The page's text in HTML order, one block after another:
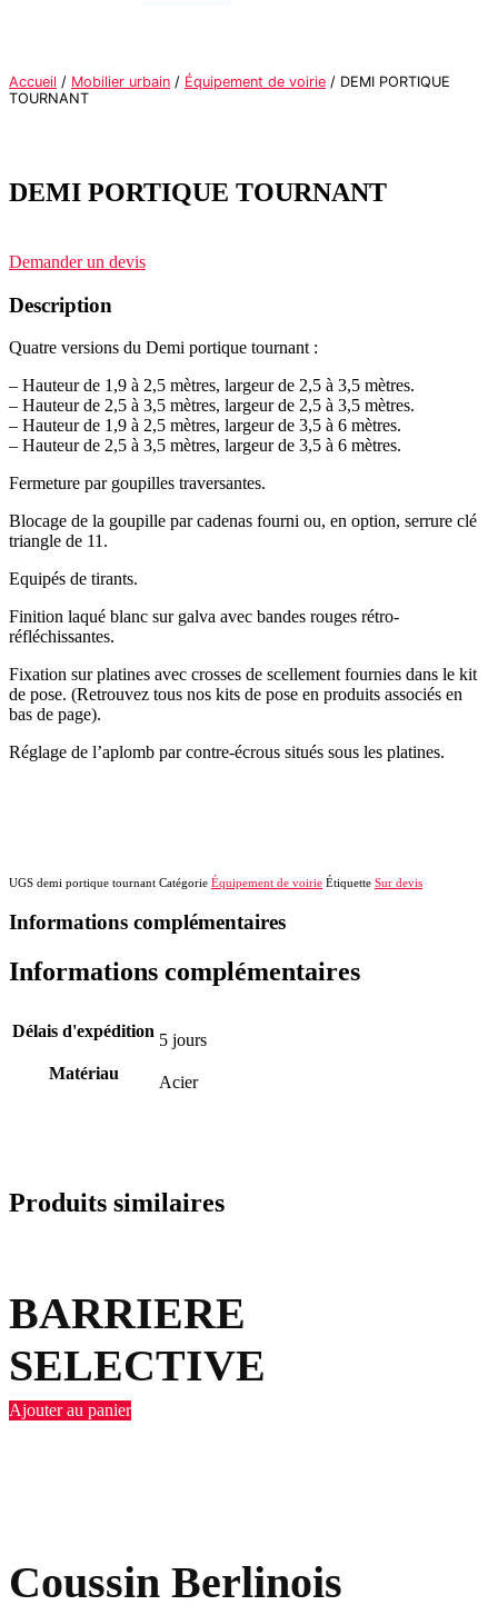
Accueil / Mobilier urbain / Équipement de voirie / DEMI PORTIQUE
TOURNANT
DEMI PORTIQUE TOURNANT
Demander un devis
Description
Quatre versions du Demi portique tournant :
– Hauteur de 1,9 à 2,5 mètres, largeur de 2,5 à 3,5 mètres.
– Hauteur de 2,5 à 3,5 mètres, largeur de 2,5 à 3,5 mètres.
– Hauteur de 1,9 à 2,5 mètres, largeur de 3,5 à 6 mètres.
– Hauteur de 2,5 à 3,5 mètres, largeur de 3,5 à 6 mètres.
Fermeture par goupilles traversantes.
Blocage de la goupille par cadenas fourni ou, en option, serrure clé
triangle de 11.
Equipés de tirants.
Finition laqué blanc sur galva avec bandes rouges rétro-
réfléchissantes.
Fixation sur platines avec crosses de scellement fournies dans le kit
de pose. (Retrouvez tous nos kits de pose en produits associés en
bas de page).
Réglage de l’aplomb par contre-écrous situés sous les platines.
UGS demi portique tournant Catégorie Équipement de voirie Étiquette Sur devis
Informations complémentaires
Informations complémentaires
Délais d'expédition 5 jours
Matériau
Acier
Produits similaires
BARRIERE
SELECTIVE
Ajouter au panier
Coussin Berlinois